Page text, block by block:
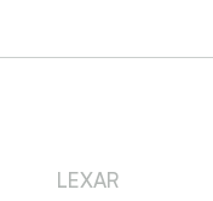
LEXAR